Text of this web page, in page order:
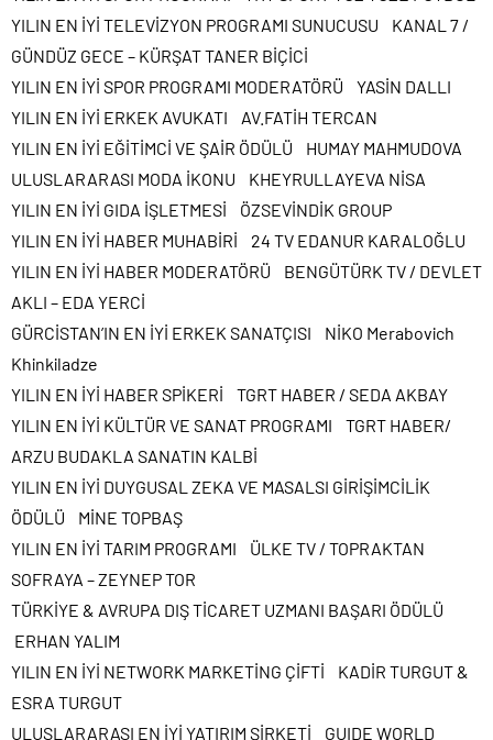
YILIN EN İYİ TELEVİZYON PROGRAMI SUNUCUSU KANAL 7 /
GÜNDÜZ GECE – KÜRŞAT TANER BİÇİCİ
YILIN EN İYİ SPOR PROGRAMI MODERATÖRÜ YASİN DALLI
YILIN EN İYİ ERKEK AVUKATI AV.FATİH TERCAN
YILIN EN İYİ EĞİTİMCİ VE ŞAİR ÖDÜLÜ HUMAY MAHMUDOVA
ULUSLARARASI MODA İKONU KHEYRULLAYEVA NİSA
YILIN EN İYİ GIDA İŞLETMESİ ÖZSEVİNDİK GROUP
YILIN EN İYİ HABER MUHABİRİ 24 TV EDANUR KARALOĞLU
YILIN EN İYİ HABER MODERATÖRÜ BENGÜTÜRK TV / DEVLET
AKLI – EDA YERCİ
GÜRCİSTAN’IN EN İYİ ERKEK SANATÇISI NİKO Merabovich
Khinkiladze
YILIN EN İYİ HABER SPİKERİ TGRT HABER / SEDA AKBAY
YILIN EN İYİ KÜLTÜR VE SANAT PROGRAMI TGRT HABER/
ARZU BUDAKLA SANATIN KALBİ
YILIN EN İYİ DUYGUSAL ZEKA VE MASALSI GİRİŞİMCİLİK
ÖDÜLÜ MİNE TOPBAŞ
YILIN EN İYİ TARIM PROGRAMI ÜLKE TV / TOPRAKTAN
SOFRAYA – ZEYNEP TOR
TÜRKİYE & AVRUPA DIŞ TİCARET UZMANI BAŞARI ÖDÜLÜ
ERHAN YALIM
YILIN EN İYİ NETWORK MARKETİNG ÇİFTİ KADİR TURGUT &
ESRA TURGUT
ULUSLARARASI EN İYİ YATIRIM ŞİRKETİ GUIDE WORLD